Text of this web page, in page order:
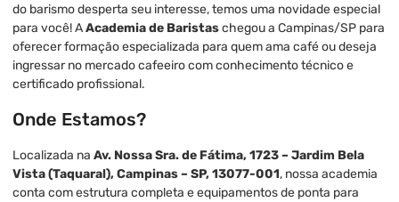
do barismo desperta seu interesse, temos uma novidade especial
para você! AAcademia de Baristaschegou a Campinas/SP para
oferecer formação especializada para quem ama café ou deseja
ingressar no mercado cafeeiro com conhecimento técnico e
certificado profissional.
Onde Estamos?
Localizada na Av. Nossa Sra. de Fátima, 1723 – Jardim Bela
Vista (Taquaral), Campinas – SP, 13077-001, nossa academia
conta com estrutura completa e equipamentos de ponta para